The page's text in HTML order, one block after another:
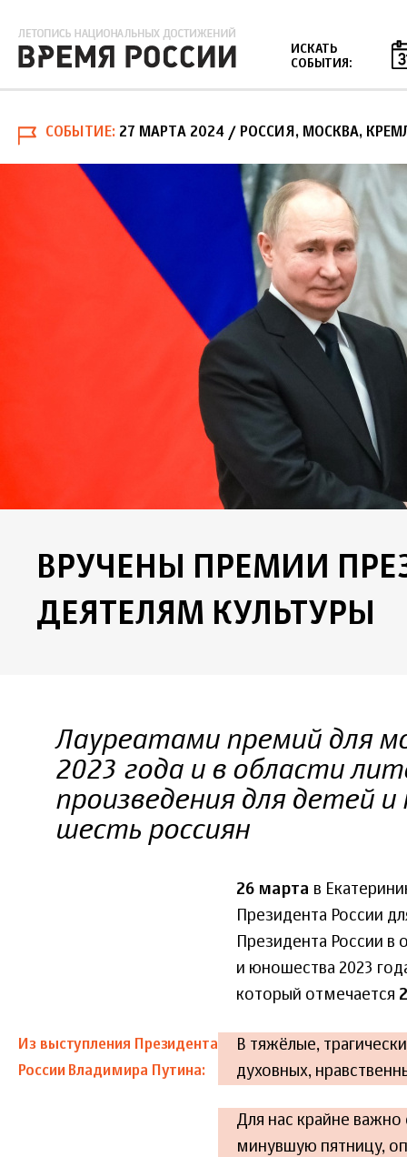
ИСКАТЬ
СОБЫТИЯ:
СОБЫТИЕ 27 МАРТА 2024 / РОССИЯ, МОСКВА,
ВРУЧЕНЫ ПРЕМИИ
ДЕЯТЕЛЯМ КУЛЬТУРЫ
Лауреатами премий для
2023 года и в области
произведения для детей
шесть россиян
26 марта в
Президента России
Президента России в
и юношества 2023
который отмечается
Из выступления Президента
России Владимира Путина:
В тяжёлые,
духовных,
Для нас крайне
минувшую пятницу,